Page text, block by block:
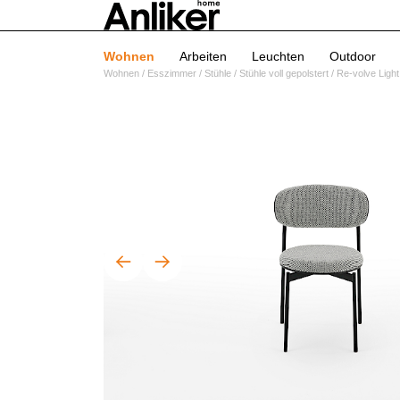
Wohnen Arbeiten Leuchten Outdoor
Wohnen / Esszimmer / Stühle / Stühle voll gepolstert / Re-volve